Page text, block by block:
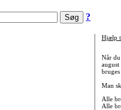
?
Hjælp
Når
bruges
Man
Alle
Alle